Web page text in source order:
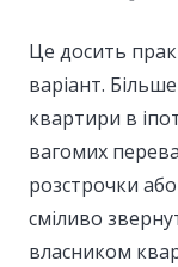
Це досить
варіант.
квартири в
вагомих
розстрочки
сміливо
власником